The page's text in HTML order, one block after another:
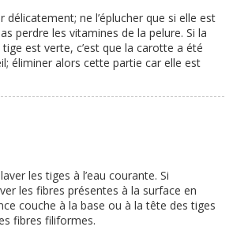
délicatement; ne l’éplucher que si elle est
perdre les vitamines de la pelure. Si la
est verte, c’est que la carotte a été
éliminer alors cette partie car elle est
les tiges à l’eau courante. Si
les fibres présentes à la surface en
couche à la base ou à la tête des tiges
fibres filiformes.